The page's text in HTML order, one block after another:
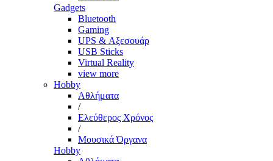
Gadgets
Bluetooth
Gaming
UPS & Αξεσουάρ
USB Sticks
Virtual Reality
view more
Hobby
Αθλήματα
/
Ελεύθερος Χρόνος
/
Μουσικά Όργανα
Hobby